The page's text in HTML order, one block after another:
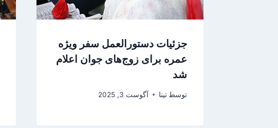
جزئیات دستورالعمل سفر ویژه
عمره برای زوج‌های جوان اعلام
شد
توسط تینا آگوست 3, 2025